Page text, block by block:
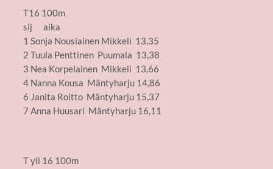
T16 100m
sij aika
1 Sonja Nousiainen Mikkeli 13,35
2 Tuula Penttinen Puumala 13,38
3 Nea Korpelainen Mikkeli 13,66
4 Nanna Kousa Mäntyharju 14,86
6 Janita Roitto Mäntyharju 15,37
7 Anna Huusari Mäntyharju 16,11
T yli 16 100m